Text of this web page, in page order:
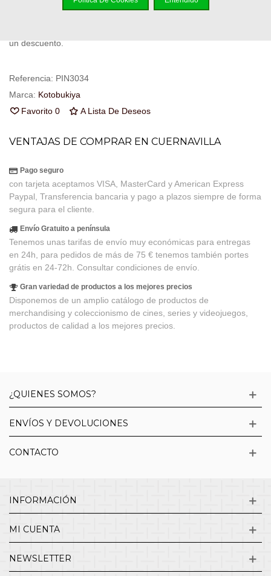
un descuento.
Referencia: PIN3034
Marca: Kotobukiya
Favorito 0 A Lista De Deseos
VENTAJAS DE COMPRAR EN CUERNAVILLA
Pago seguro
con tarjeta aceptamos VISA, MasterCard y American Express
Paypal, Transferencia bancaria y pago a plazos siempre de forma
segura para el cliente.
Envío Gratuito a península
Tenemos unas tarifas de envío muy económicas para entregas
en 24h, para pedidos de más de 75 € tenemos también portes
grátis en 24-72h. Consultar condiciones de envío.
Gran variedad de productos a los mejores precios
Disponemos de un amplio catálogo de productos de
merchandising y coleccionismo de cines, series y videojuegos,
productos de calidad a los mejores precios.
¿QUIENES SOMOS?
ENVÍOS Y DEVOLUCIONES
CONTACTO
INFORMACIÓN
MI CUENTA
NEWSLETTER